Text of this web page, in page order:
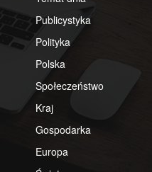
Publicystyka
Polityka
Polska
Społeczeństwo
Kraj
Gospodarka
Europa